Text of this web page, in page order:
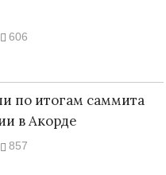
606
по итогам саммита
в Акорде
857